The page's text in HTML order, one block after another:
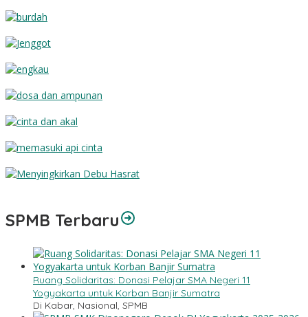
SPMB Terbaru
Ruang Solidaritas: Donasi Pelajar SMA Negeri 11
Yogyakarta untuk Korban Banjir Sumatra
Di Kabar, Nasional, SPMB